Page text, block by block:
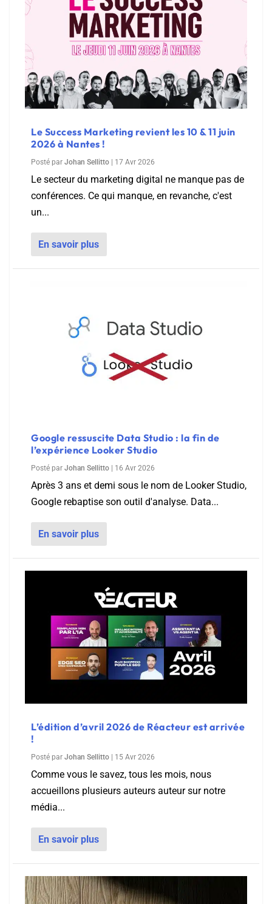
Le Success Marketing revient les 10 & 11 juin
2026 à Nantes !
Posté par Johan Sellitto 17 Avr 2026
Le secteur du marketing digital ne manque pas de
conférences. Ce qui manque, en revanche, c'est
un...
En savoir plus
Google ressuscite Data Studio : la fin de
l’expérience Looker Studio
Posté par Johan Sellitto | 16 Avr 2026
Après 3 ans et demi sous le nom de Looker Studio,
Google rebaptise son outil d'analyse. Data...
En savoir plus
L’édition d’avril 2026 de Réacteur est arrivée
!
Posté par Johan Sellitto 15 Avr 2026
Comme vous le savez, tous les mois, nous
accueillons plusieurs auteurs auteur sur notre
média...
En savoir plus